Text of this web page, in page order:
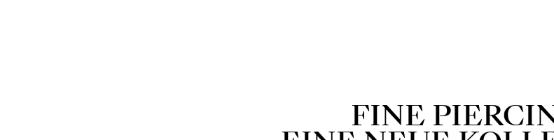
FINE